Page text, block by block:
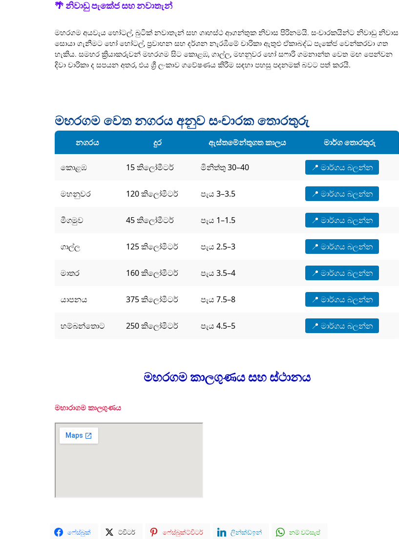
🌴 නිවාඩු පැකේජ සහ නවාතැන්
මහරගම අයවැය හෝටල්, බුටික් නවාතැන් සහ ගෘහස්ථ ආගන්තුක නිවාස පිරිනමයි. සංචාරකයින්ට නිවාඩු නිවාස
සොයා ගැනීමට හෝ හෝටල්, ප්‍රවාහන සහ දර්ශන නැරඹීමේ චාරිකා ඇතුළු ඒකාබද්ධ පැකේජ වෙන්කරවා ගත
හැකිය. සමහර ක්‍රියාකරුවන් මහරගම සිට කොළඹ, ගාල්ල, මහනුවර හෝ සෆාරි ගමනාන්ත වෙත මඟ පෙන්වන
දිවා චාරිකා ද සපයන අතර, එය ශ්‍රී ලංකාව ගවේෂණය කිරීම සඳහා පහසු පදනමක් බවට පත් කරයි.
මහරගම වෙත නගරය අනුව සංචාරක තොරතුරු
නගරය දුර ඇස්තමේන්තුගත කාලය මාර්ග තොරතුරු
කොළඹ 15 කිලෝමීටර් මිනිත්තු 30–40 📍 මාර්ගය බලන්න
මහනුවර 120 කිලෝමීටර් පැය 3–3.5 📍 මාර්ගය බලන්න
මීගමුව 45 කිලෝමීටර් පැය 1–1.5 📍 මාර්ගය බලන්න
ගාල්ල 125 කිලෝමීටර් පැය 2.5–3 📍 මාර්ගය බලන්න
මාතර 160 කිලෝමීටර් පැය 3.5–4 📍 මාර්ගය බලන්න
යාපනය 375 කිලෝමීටර් පැය 7.5–8 📍 මාර්ගය බලන්න
හම්බන්තොට 250 කිලෝමීටර් පැය 4.5–5 📍 මාර්ගය බලන්න
මහරගම කාලගුණය සහ ස්ථානය
මහාරාගම කාලගුණය
ෆේස්බුක් ට්විටර් ෆේස්බුක්ට්විටර් ලින්ක්ඩ්ඉන් නම් වට්සැප්